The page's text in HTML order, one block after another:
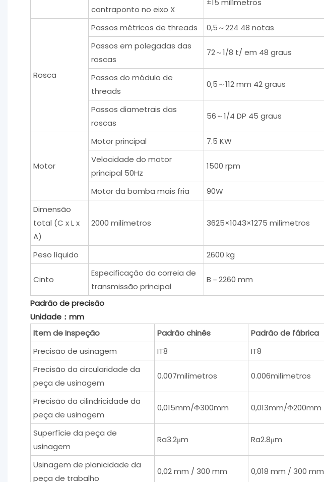
contraponto no eixo X
±15 milímetros
Rosca
Passos métricos de threads
0,5～224 48 notas
Passos em polegadas das
roscas
72～1/8 t/ em 48 graus
Passos do módulo de
threads
0,5～112 mm 42 graus
Passos diametrais das
roscas
56～1/4 DP 45 graus
Motor
Motor principal
7.5 KW
Velocidade do motor
principal 50Hz
1500 rpm
Motor da bomba mais fria
90W
Dimensão
total (C x L x
A)
2000 milímetros 3625×1043×1275 milímetros
Peso líquido 2600 kg
Cinto
Especificação da correia de
transmissão principal
B－2260 mm
Padrão de precisão
Unidade：mm
Item de Inspeção
Padrão chinês
Padrão de fábrica
Precisão de usinagem
IT8
IT8
Precisão da circularidade da
peça de usinagem
0.007milímetros 0.006milímetros
Precisão da cilindricidade da
peça de usinagem
0,015mm/Ф300mm 0,013mm/Ф200mm
Superfície da peça de
usinagem
Ra3.2μm Ra2.8μm
Usinagem de planicidade da
peça de trabalho
0,02 mm / 300 mm 0,018 mm / 300 mm